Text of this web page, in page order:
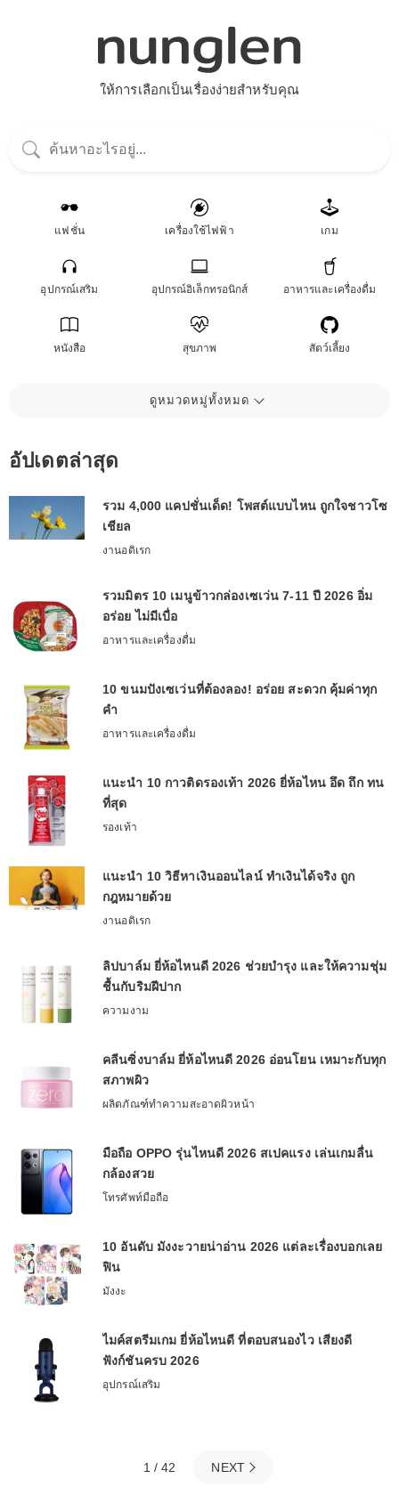
ให้การเลือกเป็นเรื่องง่ายสำหรับคุณ
แฟชั่น เครื่องใช้ไฟฟ้า เกม
อุปกรณ์เสริม อุปกรณ์อิเล็กทรอนิกส์ อาหารและเครื่องดื่ม
หนังสือ สุขภาพ สัตว์เลี้ยง
ดูหมวดหมู่ทั้งหมด
อัปเดตล่าสุด
รวม 4,000 แคปชั่นเด็ด! โพสต์แบบไหน ถูกใจชาวโซ
เชียล
งานอดิเรก
รวมมิตร 10 เมนูข้าวกล่องเซเว่น 7-11 ปี 2026 อิ่ม
อร่อย ไม่มีเบื่อ
อาหารและเครื่องดื่ม
10 ขนมปังเซเว่นที่ต้องลอง! อร่อย สะดวก คุ้มค่าทุก
คำ
อาหารและเครื่องดื่ม
แนะนำ 10 กาวติดรองเท้า 2026 ยี่ห้อไหน อึด ถึก ทน
ที่สุด
รองเท้า
แนะนำ 10 วิธีหาเงินออนไลน์ ทำเงินได้จริง ถูก
กฎหมายด้วย
งานอดิเรก
ลิปบาล์ม ยี่ห้อไหนดี 2026 ช่วยบำรุง และให้ความชุ่ม
ชื้นกับริมฝีปาก
ความงาม
คลีนซิ่งบาล์ม ยี่ห้อไหนดี 2026 อ่อนโยน เหมาะกับทุก
สภาพผิว
ผลิตภัณฑ์ทําความสะอาดผิวหน้า
มือถือ OPPO รุ่นไหนดี 2026 สเปคแรง เล่นเกมลื่น
กล้องสวย
โทรศัพท์มือถือ
10 อันดับ มังงะวายน่าอ่าน 2026 แต่ละเรื่องบอกเลย
ฟิน
มังงะ
ไมค์สตรีมเกม ยี่ห้อไหนดี ที่ตอบสนองไว เสียงดี
ฟังก์ชันครบ 2026
อุปกรณ์เสริม
1 / 42 NEXT